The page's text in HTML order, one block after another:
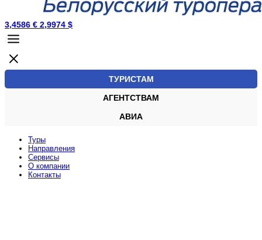
3,4586 € 2,9974 $
ТУРИСТАМ
АГЕНТСТВАМ
АВИА
Туры
Направления
Сервисы
O компании
Контакты